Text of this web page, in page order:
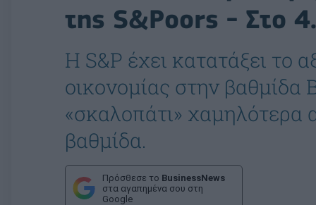
της S&Poors - Στο
H S&P έχει κατατάξει το
οικονομίας στην βαθμίδα
«σκαλοπάτι» χαμηλότερα
βαθμίδα.
Πρόσθεσε το BusinessNews
στα αγαπημένα σου στη
Google